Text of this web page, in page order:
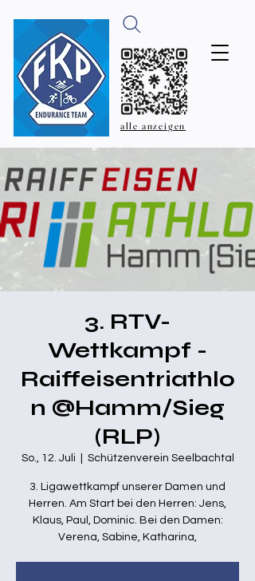
alle anzeigen
3. RTV-
Wettkampf -
Raiffeisentriathlo
n @Hamm/Sieg
(RLP)
So., 12. Juli Schützenverein Seelbachtal
3. Ligawettkampf unserer Damen und
Herren. Am Start bei den Herren: Jens,
Klaus, Paul, Dominic. Bei den Damen:
Verena, Sabine, Katharina,